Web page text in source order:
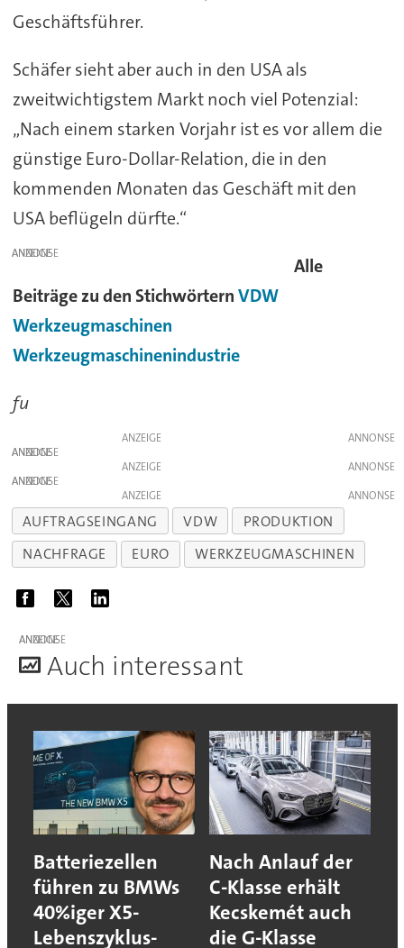
Geschäftsführer.
Schäfer sieht aber auch in den USA als
zweitwichtigstem Markt noch viel Potenzial:
„Nach einem starken Vorjahr ist es vor allem die
günstige Euro-Dollar-Relation, die in den
kommenden Monaten das Geschäft mit den
USA beflügeln dürfte.“
ANZEIGE
Alle
Beiträge zu den StichwörternVDW
Werkzeugmaschinen
Werkzeugmaschinenindustrie
fu
ANZEIGE
ANZEIGE
ANZEIGE
ANZEIGE
ANZEIGE
AUFTRAGSEINGANG VDW
PRODUKTION
NACHFRAGE
EURO WERKZEUGMASCHINEN
ANZEIGE
Auch interessant
Batteriezellen
führen zu BMWs
40%iger X5-
Lebenszyklus-
Nach Anlauf der
C-Klasse erhält
Kecskemét auch
die G-Klasse